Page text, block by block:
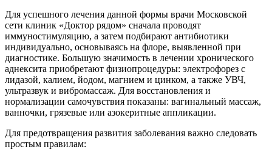
Для успешного лечения данной формы врачи Московской
сети клиник «Доктор рядом» сначала проводят
иммуностимуляцию, а затем подбирают антибиотики
индивидуально, основываясь на флоре, выявленной при
диагностике. Большую значимость в лечении хронического
аднексита приобретают физиопроцедуры: электрофорез с
лидазой, калием, йодом, магнием и цинком, а также УВЧ,
ультразвук и вибромассаж. Для восстановления и
нормализации самочувствия показаны: вагинальный массаж,
ванночки, грязевые или азокеритные аппликации.
Для предотвращения развития заболевания важно следовать
простым правилам: